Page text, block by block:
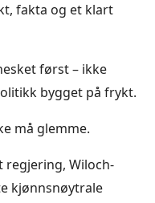
fakta og et klart
først – ikke
bygget på frykt.
må glemme.
regjering, Wiloch-
kjønnsnøytrale